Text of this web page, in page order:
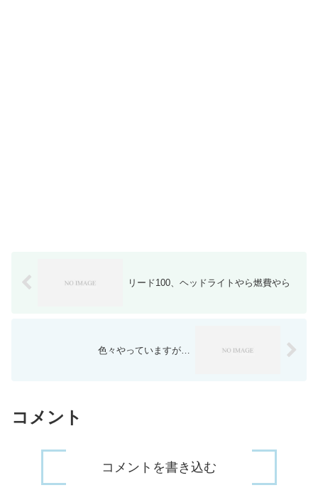
リード100、ヘッドライトやら燃費やら
色々やっていますが…
コメント
コメントを書き込む